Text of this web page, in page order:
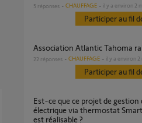
5 réponses CHAUFFAGE il y a environ 2
Participer au fil
Association Atlantic Tahoma
22 réponses CHAUFFAGE il y a environ
Participer au fil
Est-ce que ce projet de gestion de radiateur
électrique via thermostat
est réalisable ?